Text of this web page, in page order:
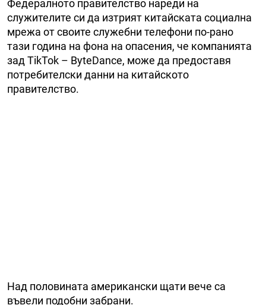
Федералното правителство нареди на
служителите си да изтрият китайската социална
мрежа от своите служебни телефони по-рано
тази година на фона на опасения, че компанията
зад TikTok – ByteDance, може да предоставя
потребителски данни на китайското
правителство.
Над половината американски щати вече са
въвели подобни забрани.